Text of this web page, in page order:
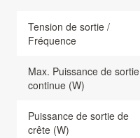
Tension de sortie /
Fréquence
Max. Puissance de sortie
continue (W)
Puissance de sortie de
crête (W)